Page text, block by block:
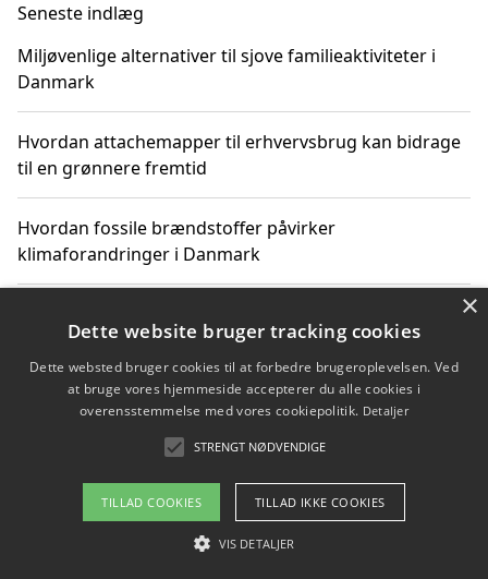
Seneste indlæg
Miljøvenlige alternativer til sjove familieaktiviteter i
Danmark
Hvordan attachemapper til erhvervsbrug kan bidrage
til en grønnere fremtid
Hvordan fossile brændstoffer påvirker
klimaforandringer i Danmark
klimaændringer
Hvordan citater om fossile brændstoffer kan ændre
Copyright 2026 - Pilanto Aps
Om / kontakt
×
Dette website bruger tracking cookies
Dette websted bruger cookies til at forbedre brugeroplevelsen. Ved
at bruge vores hjemmeside accepterer du alle cookies i
overensstemmelse med vores cookiepolitik. Detaljer
STRENGT NØDVENDIGE
TILLAD COOKIES TILLAD IKKE COOKIES
VIS DETALJER